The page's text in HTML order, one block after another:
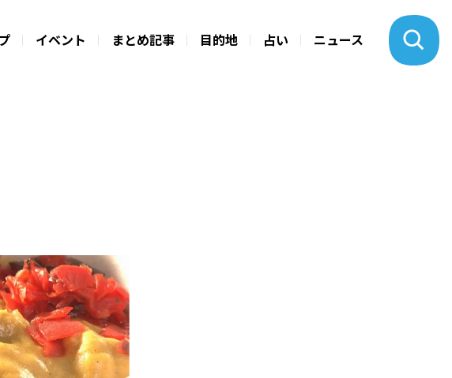
イベント まとめ記事 目的地 占い ニュース